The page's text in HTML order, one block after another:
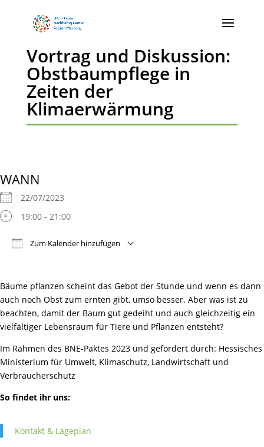
Vortrag und Diskussion:
Obstbaumpflege in
Zeiten der
Klimaerwärmung
WANN
22/07/2023
19:00 - 21:00
Zum Kalender hinzufügen
Bäume pflanzen scheint das Gebot der Stunde und wenn es dann
auch noch Obst zum ernten gibt, umso besser. Aber was ist zu
beachten, damit der Baum gut gedeiht und auch gleichzeitig ein
vielfältiger Lebensraum für Tiere und Pflanzen entsteht?
Im Rahmen des BNE-Paktes 2023 und gefördert durch: Hessisches
Ministerium für Umwelt, Klimaschutz, Landwirtschaft und
Verbraucherschutz
So findet ihr uns:
Kontakt & Lageplan